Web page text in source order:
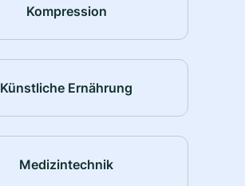
Kompression
Künstliche Ernährung
Medizintechnik